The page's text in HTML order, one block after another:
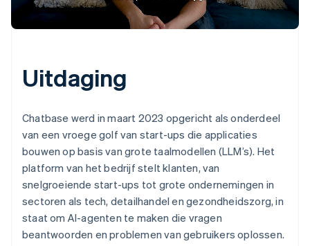
Uitdaging
Chatbase werd in maart 2023 opgericht als onderdeel
van een vroege golf van start-ups die applicaties
bouwen op basis van grote taalmodellen (LLM’s). Het
platform van het bedrijf stelt klanten, van
snelgroeiende start-ups tot grote ondernemingen in
sectoren als tech, detailhandel en gezondheidszorg, in
staat om AI-agenten te maken die vragen
beantwoorden en problemen van gebruikers oplossen.